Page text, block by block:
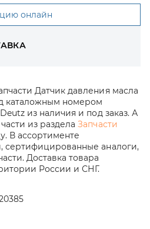
онлайн
Датчик давления масла
каталожным номером
из наличия и под заказ. А
из разделаЗапчасти
В ассортименте
сертифицированные аналоги,
Доставка товара
России и СНГ.